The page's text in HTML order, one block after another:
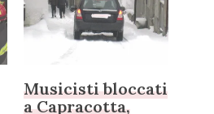
Musicisti bloccati
a Capracotta,